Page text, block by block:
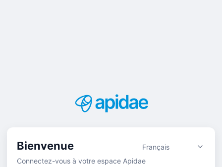
Bienvenue Langue
Connectez-vous à votre espace Apidae